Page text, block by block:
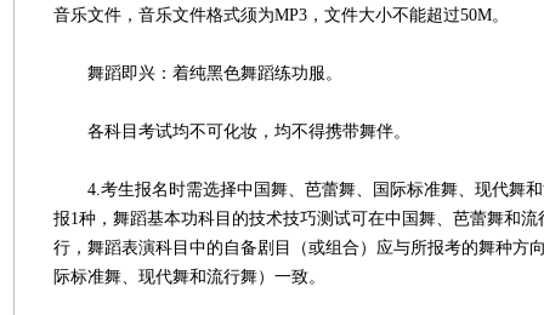
音乐文件，音乐文件格式须为MP3，文件大小不能超过50M。
舞蹈即兴：着纯黑色舞蹈练功服。
各科目考试均不可化妆，均不得携带舞伴。
4.考生报名时需选择中国舞、芭蕾舞、国际标准舞、现代舞和
报1种，舞蹈基本功科目的技术技巧测试可在中国舞、芭蕾舞和
行，舞蹈表演科目中的自备剧目（或组合）应与所报考的舞种方
际标准舞、现代舞和流行舞）一致。